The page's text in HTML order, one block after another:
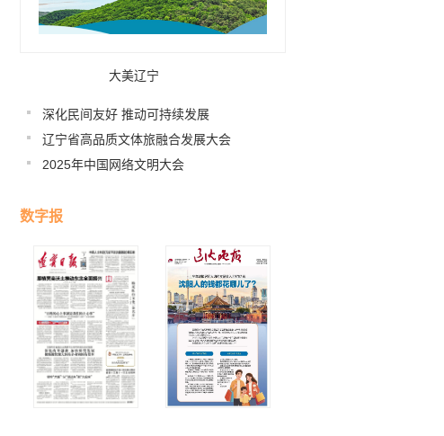
大美辽宁
深化民间友好 推动可持续发展
辽宁省高品质文体旅融合发展大会
2025年中国网络文明大会
数字报